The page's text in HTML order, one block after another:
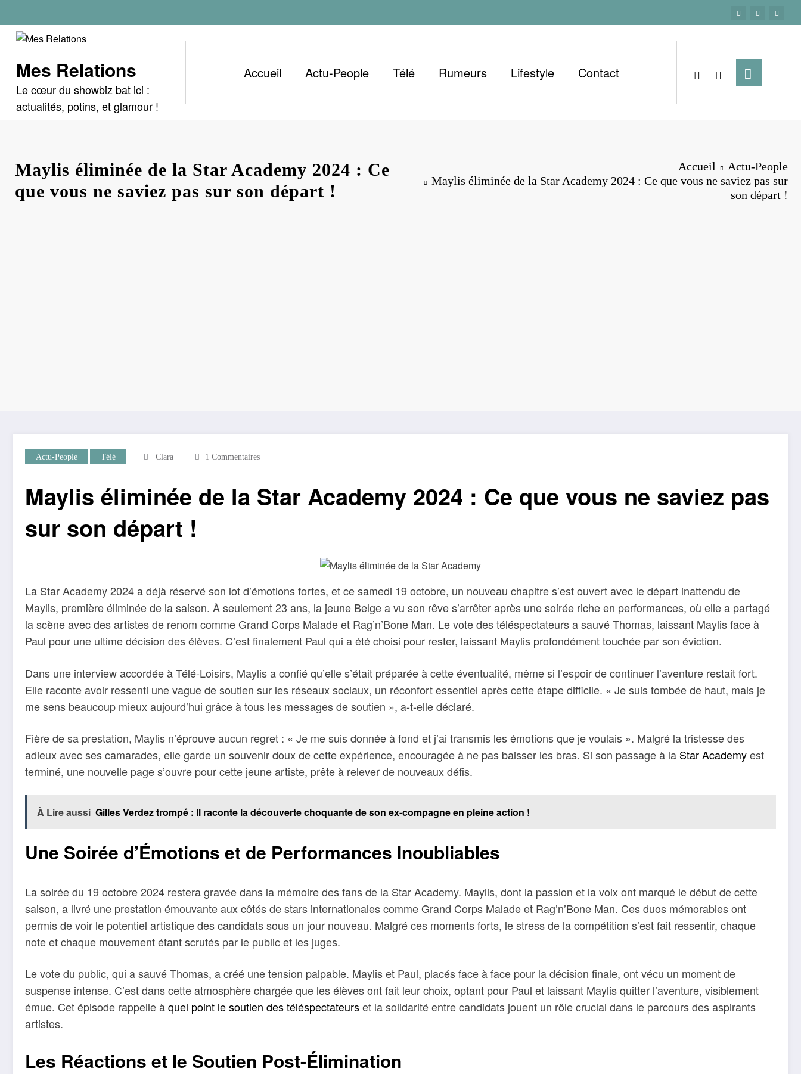
au
contenu
Mes Relations
Le cœur du showbiz bat ici :
actualités, potins, et glamour !
Accueil Actu-People Télé Rumeurs Lifestyle Contact
Maylis éliminée de la Star Academy 2024 : Ce
que vous ne saviez pas sur son départ !
Accueil
Actu-People
Maylis éliminée de la Star Academy 2024 : Ce que vous ne saviez pas sur
son départ !
Actu-People Télé Clara 1 Commentaires
Maylis éliminée de la Star Academy 2024 : Ce que vous ne saviez pas
sur son départ !
La Star Academy 2024 a déjà réservé son lot d’émotions fortes, et ce samedi 19 octobre, un nouveau chapitre s’est ouvert avec le départ inattendu de
Maylis, première éliminée de la saison. À seulement 23 ans, la jeune Belge a vu son rêve s’arrêter après une soirée riche en performances, où elle a partagé
la scène avec des artistes de renom comme Grand Corps Malade et Rag’n’Bone Man. Le vote des téléspectateurs a sauvé Thomas, laissant Maylis face à
Paul pour une ultime décision des élèves. C’est finalement Paul qui a été choisi pour rester, laissant Maylis profondément touchée par son éviction.
Dans une interview accordée à Télé-Loisirs, Maylis a confié qu’elle s’était préparée à cette éventualité, même si l’espoir de continuer l’aventure restait fort.
Elle raconte avoir ressenti une vague de soutien sur les réseaux sociaux, un réconfort essentiel après cette étape difficile. « Je suis tombée de haut, mais je
me sens beaucoup mieux aujourd’hui grâce à tous les messages de soutien », a-t-elle déclaré.
Fière de sa prestation, Maylis n’éprouve aucun regret : « Je me suis donnée à fond et j’ai transmis les émotions que je voulais ». Malgré la tristesse des
adieux avec ses camarades, elle garde un souvenir doux de cette expérience, encouragée à ne pas baisser les bras. Si son passage à la Star Academyest
terminé, une nouvelle page s’ouvre pour cette jeune artiste, prête à relever de nouveaux défis.
À Lire aussi Gilles Verdez trompé : Il raconte la découverte choquante de son ex-compagne en pleine action !
Une Soirée d’Émotions et de Performances Inoubliables
La soirée du 19 octobre 2024 restera gravée dans la mémoire des fans de la Star Academy. Maylis, dont la passion et la voix ont marqué le début de cette
saison, a livré une prestation émouvante aux côtés de stars internationales comme Grand Corps Malade et Rag’n’Bone Man. Ces duos mémorables ont
permis de voir le potentiel artistique des candidats sous un jour nouveau. Malgré ces moments forts, le stress de la compétition s’est fait ressentir, chaque
note et chaque mouvement étant scrutés par le public et les juges.
Le vote du public, qui a sauvé Thomas, a créé une tension palpable. Maylis et Paul, placés face à face pour la décision finale, ont vécu un moment de
suspense intense. C’est dans cette atmosphère chargée que les élèves ont fait leur choix, optant pour Paul et laissant Maylis quitter l’aventure, visiblement
émue. Cet épisode rappelle àquel point le soutien des téléspectateurset la solidarité entre candidats jouent un rôle crucial dans le parcours des aspirants
artistes.
Les Réactions et le Soutien Post-Élimination